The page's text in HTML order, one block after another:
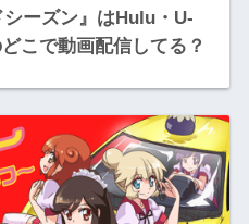
シーズン』はHulu・U-
こで動画配信してる？